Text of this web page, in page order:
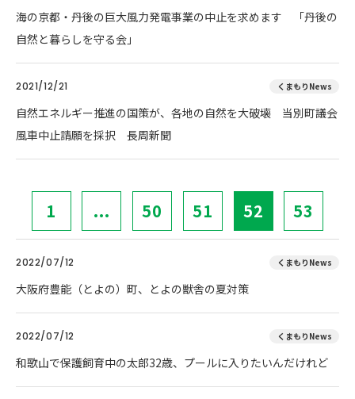
海の京都・丹後の巨大風力発電事業の中止を求めます 「丹後の
自然と暮らしを守る会」
2021/12/21 くまもりNews
自然エネルギー推進の国策が、各地の自然を大破壊 当別町議会
風車中止請願を採択 長周新聞
1 ... 50 51 52 53
2022/07/12 くまもりNews
大阪府豊能（とよの）町、とよの獣舎の夏対策
2022/07/12 くまもりNews
和歌山で保護飼育中の太郎32歳、プールに入りたいんだけれど